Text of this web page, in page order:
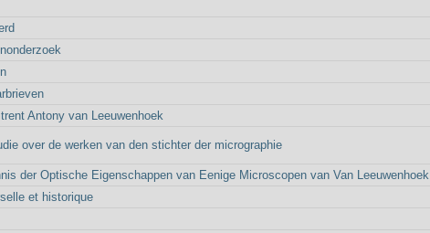
Antony van Leeuwenhoek
over de werken van den stichter der micrographie
der Optische Eigenschappen van Eenige Microscopen van Van Leeuwenhoek
et historique